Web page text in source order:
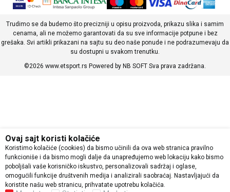
Trudimo se da budemo što precizniji u opisu proizvoda, prikazu slika i samim
cenama, ali ne možemo garantovati da su sve informacije potpune i bez
grešaka. Svi artikli prikazani na sajtu su deo naše ponude i ne podrazumevaju da
su dostupni u svakom trenutku.
©2026 www.etsport.rs Powered by NB SOFT Sva prava zadržana.
Ovaj sajt koristi kolačiće
Koristimo kolačiće (cookies) da bismo učinili da ova web stranica pravilno
funkcioniše i da bismo mogli dalje da unapređujemo web lokaciju kako bismo
poboljšali vaše korisničko iskustvo, personalizovali sadržaj i oglase,
omogućili funkcije društvenih medija i analizirali saobraćaj. Nastavljajući da
koristite našu web stranicu, prihvatate upotrebu kolačića.